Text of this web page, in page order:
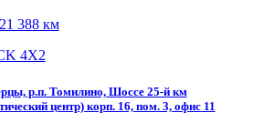
388 км
р.п. Томилино, Шоссе 25-й км
центр) корп. 16, пом. 3, офис 11